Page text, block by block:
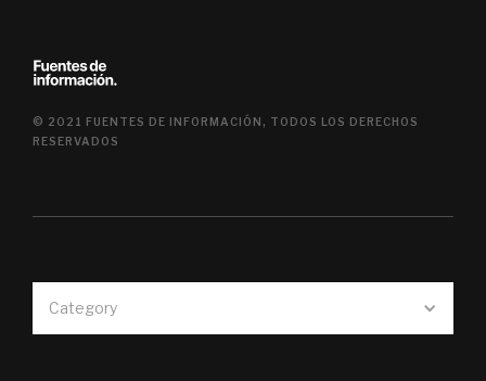
© 2021 FUENTES DE INFORMACIÓN, TODOS LOS DERECHOS
RESERVADOS
Category